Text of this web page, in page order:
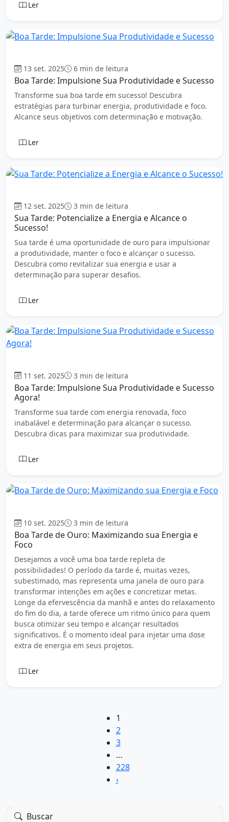
Ler
13 set. 2025 6 min de leitura
Boa Tarde: Impulsione Sua Produtividade e Sucesso
Transforme sua boa tarde em sucesso! Descubra
estratégias para turbinar energia, produtividade e foco.
Alcance seus objetivos com determinação e motivação.
Ler
12 set. 2025 3 min de leitura
Sua Tarde: Potencialize a Energia e Alcance o
Sucesso!
Sua tarde é uma oportunidade de ouro para impulsionar
a produtividade, manter o foco e alcançar o sucesso.
Descubra como revitalizar sua energia e usar a
determinação para superar desafios.
Ler
11 set. 2025 3 min de leitura
Boa Tarde: Impulsione Sua Produtividade e Sucesso
Agora!
Transforme sua tarde com energia renovada, foco
inabalável e determinação para alcançar o sucesso.
Descubra dicas para maximizar sua produtividade.
Ler
10 set. 2025 3 min de leitura
Boa Tarde de Ouro: Maximizando sua Energia e
Foco
Desejamos a você uma boa tarde repleta de
possibilidades! O período da tarde é, muitas vezes,
subestimado, mas representa uma janela de ouro para
transformar intenções em ações e concretizar metas.
Longe da efervescência da manhã e antes do relaxamento
do fim do dia, a tarde oferece um ritmo único para quem
busca otimizar seu tempo e alcançar resultados
significativos. É o momento ideal para injetar uma dose
extra de energia em seus projetos.
Ler
1
2
3
…
228
›
Buscar